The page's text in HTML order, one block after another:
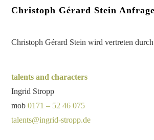
Christoph Gérard Stein
Christoph Gérard Stein wird vertreten
talents and characters
Ingrid Stropp
mob0171 – 52 46 075
talents@ingrid-stropp.de